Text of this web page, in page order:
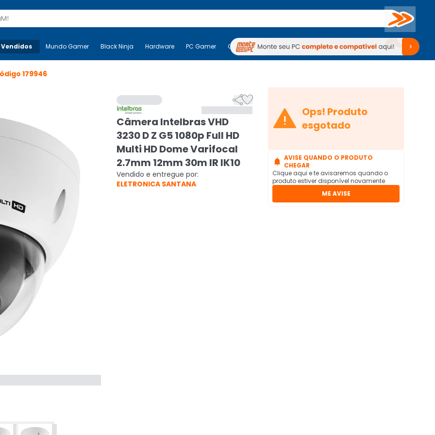
Buscar
Mais-v- Mundo Gamer Black Ninja Hardware PC Gamer Computadores Periféricos TV Venda no KaBuM!
Mundo Gamer Black Ninja Hardware PC Gamer Computadores Periféricos TV Venda no KaBuM!
179946

Câmera Intelbras VHD
3230 D Z G5 1080p Full HD
Multi HD Dome Varifocal
2.7mm 12mm 30m IR IK10
Vendido e entregue por:
ELETRONICA SANTANA
 Ops! Produto
esgotado
 AVISE QUANDO O PRODUTO
CHEGAR
Clique aqui e te avisaremos quando o
produto estiver disponível novamente
ME AVISE